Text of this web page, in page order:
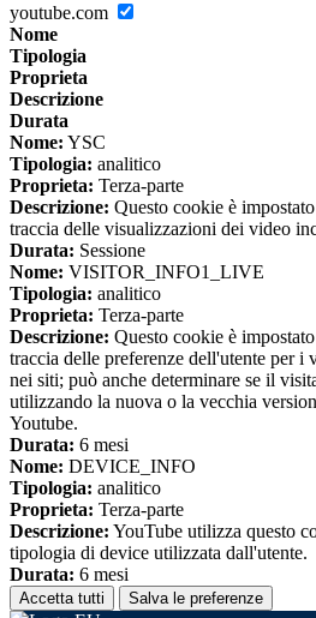
youtube.com
Nome
Tipologia
Proprieta
Descrizione
Durata
Nome: YSC
Tipologia: analitico
Proprieta: Terza-parte
Descrizione: Questo cookie è
traccia delle visualizzazioni dei video
Durata: Sessione
Nome: VISITOR_INFO1_LIVE
Tipologia: analitico
Proprieta: Terza-parte
Descrizione: Questo cookie è
traccia delle preferenze dell'utente per i
nei siti; può anche determinare se il
utilizzando la nuova o la vecchia
Youtube.
Durata: 6 mesi
Nome: DEVICE_INFO
Tipologia: analitico
Proprieta: Terza-parte
Descrizione: YouTube utilizza questo
tipologia di device utilizzata dall'utente.
Durata: 6 mesi
Accetta tutti Salva le preferenze